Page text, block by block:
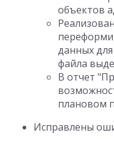
объектов
данных
файла
В отчет
плановом
Исправлены